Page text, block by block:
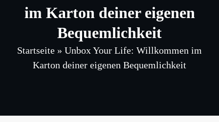
im Karton deiner eigenen
Bequemlichkeit
Startseite » Unbox Your Life: Willkommen im
Karton deiner eigenen Bequemlichkeit